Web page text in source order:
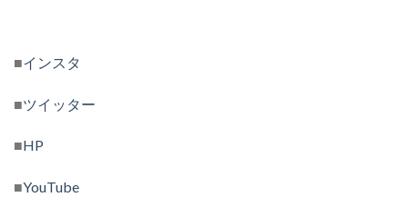
■インスタ
■ツイッター
■HP
■YouTube